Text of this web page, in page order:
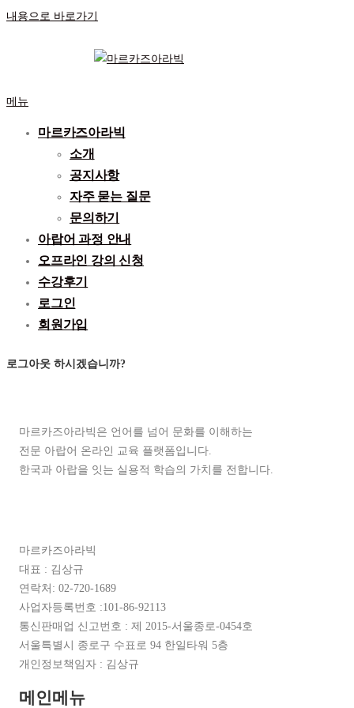
내용으로 바로가기
메뉴
마르카즈아라빅
소개
공지사항
자주 묻는 질문
문의하기
아랍어 과정 안내
오프라인 강의 신청
수강후기
로그인
회원가입
로그아웃 하시겠습니까?
마르카즈아라빅은 언어를 넘어 문화를 이해하는
전문 아랍어 온라인 교육 플랫폼입니다.
한국과 아랍을 잇는 실용적 학습의 가치를 전합니다.
마르카즈아라빅
대표 : 김상규
연락처: 02-720-1689
사업자등록번호 :101-86-92113
통신판매업 신고번호 : 제 2015-서울종로-0454호
서울특별시 종로구 수표로 94 한일타워 5층
개인정보책임자 : 김상규
메인메뉴